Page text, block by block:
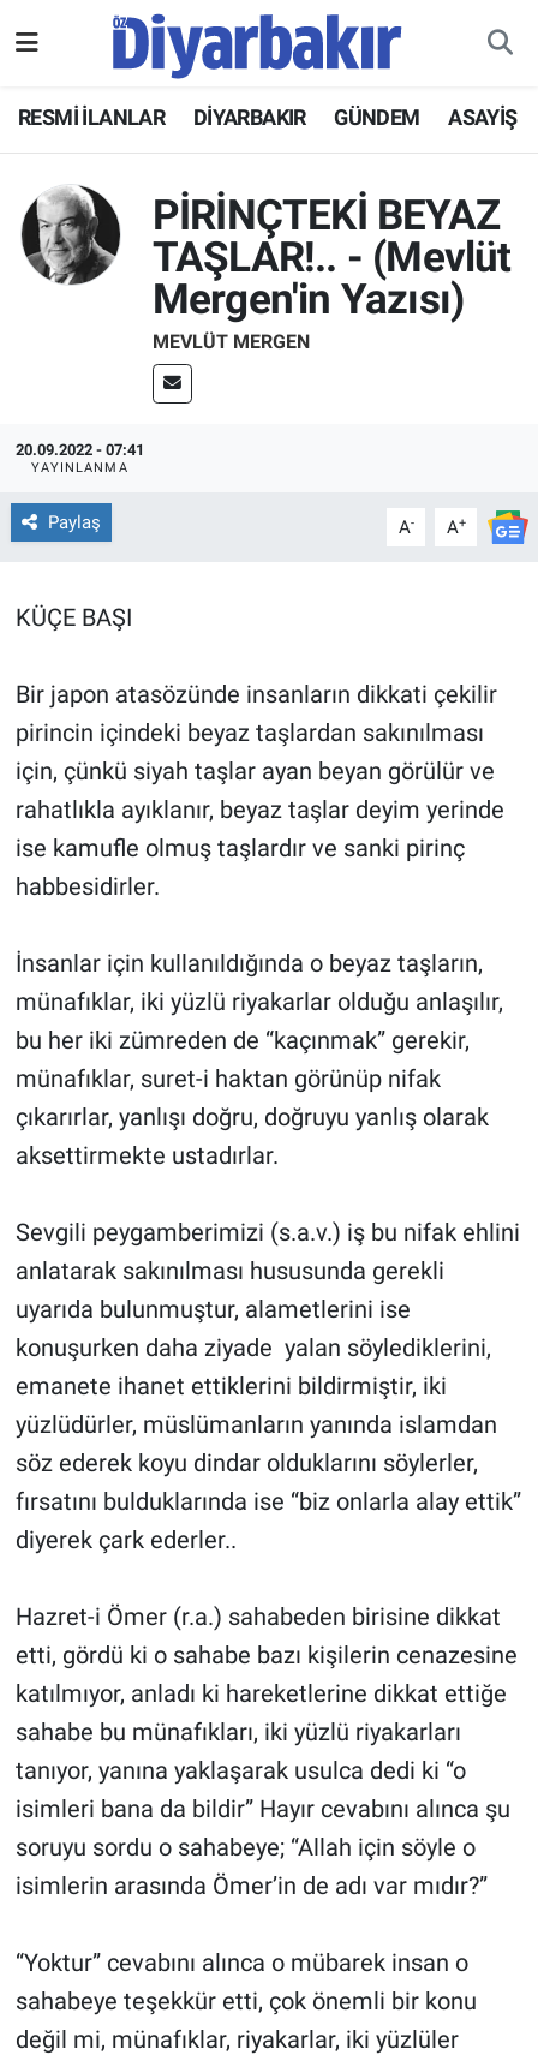
RESMİ İLANLAR DİYARBAKIR GÜNDEM ASAYİŞ
PİRİNÇTEKİ BEYAZ
TAŞLAR!.. - (Mevlüt
Mergen'in Yazısı)
MEVLÜT MERGEN
20.09.2022 - 07:41
YAYINLANMA
Paylaş A- A+
KÜÇE BAŞI
Bir japon atasözünde insanların dikkati çekilir
pirincin içindeki beyaz taşlardan sakınılması
için, çünkü siyah taşlar ayan beyan görülür ve
rahatlıkla ayıklanır, beyaz taşlar deyim yerinde
ise kamufle olmuş taşlardır ve sanki pirinç
habbesidirler.
İnsanlar için kullanıldığında o beyaz taşların,
münafıklar, iki yüzlü riyakarlar olduğu anlaşılır,
bu her iki zümreden de “kaçınmak” gerekir,
münafıklar, suret-i haktan görünüp nifak
çıkarırlar, yanlışı doğru, doğruyu yanlış olarak
aksettirmekte ustadırlar.
Sevgili peygamberimizi (s.a.v.) iş bu nifak ehlini
anlatarak sakınılması hususunda gerekli
uyarıda bulunmuştur, alametlerini ise
konuşurken daha ziyade yalan söylediklerini,
emanete ihanet ettiklerini bildirmiştir, iki
yüzlüdürler, müslümanların yanında islamdan
söz ederek koyu dindar olduklarını söylerler,
fırsatını bulduklarında ise “biz onlarla alay ettik”
diyerek çark ederler..
Hazret-i Ömer (r.a.) sahabeden birisine dikkat
etti, gördü ki o sahabe bazı kişilerin cenazesine
katılmıyor, anladı ki hareketlerine dikkat ettiğe
sahabe bu münafıkları, iki yüzlü riyakarları
tanıyor, yanına yaklaşarak usulca dedi ki “o
isimleri bana da bildir” Hayır cevabını alınca şu
soruyu sordu o sahabeye; “Allah için söyle o
isimlerin arasında Ömer’in de adı var mıdır?”
“Yoktur” cevabını alınca o mübarek insan o
sahabeye teşekkür etti, çok önemli bir konu
değil mi, münafıklar, riyakarlar, iki yüzlüler
ASAYİŞ
DİYARBAKIR
EKONOMİ
GÜNDEM
DÜNYA
KÜLTÜR SANAT
POLİTİKA
SAĞLIK
SPOR
TEKNOLOJİ
Hava Durumu
Namaz Vakitleri
Trafik Durumu
Süper Lig Puan Durumu ve Fikstür
Tüm Manşetler
Son Dakika Haberleri
Haber Arşivi